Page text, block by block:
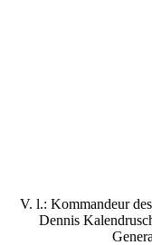
V. l.: Kommandeur
Dennis